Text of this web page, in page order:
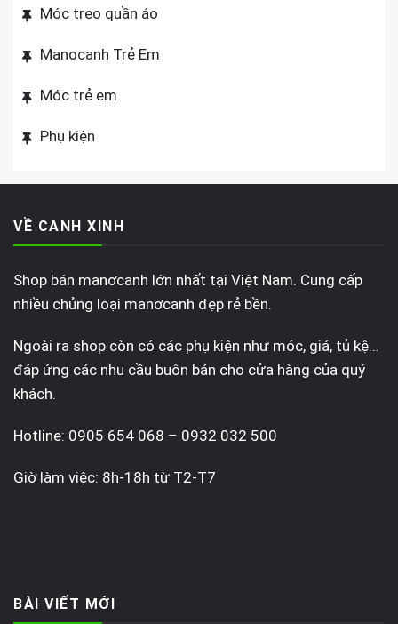
Móc treo quần áo
Manocanh Trẻ Em
Móc trẻ em
Phụ kiện
VỀ CANH XINH
Shop bán manơcanh lớn nhất tại Việt Nam. Cung cấp
nhiều chủng loại manơcanh đẹp rẻ bền.
Ngoài ra shop còn có các phụ kiện như móc, giá, tủ kệ…
đáp ứng các nhu cầu buôn bán cho cửa hàng của quý
khách.
Hotline: 0905 654 068 – 0932 032 500
Giờ làm việc: 8h-18h từ T2-T7
BÀI VIẾT MỚI